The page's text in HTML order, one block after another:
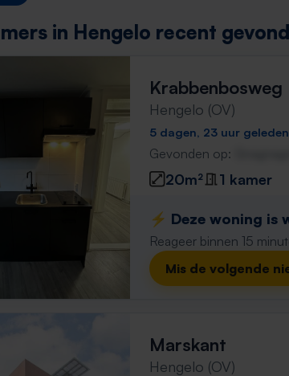
in Hengelo recent
Krabbenbosweg
Hengelo (OV)
5 dagen, 23 uur
Gevonden op:
20m² 1 kamer
⚡️ Deze woning is
Reageer binnen 15
Mis de volgende
Marskant
Hengelo (OV)